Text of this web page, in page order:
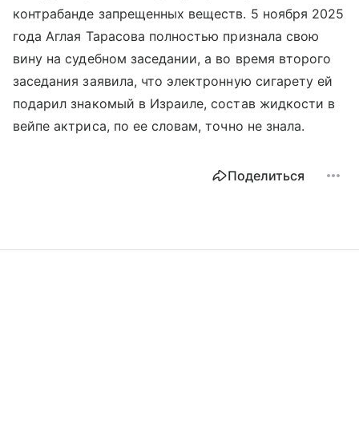
контрабанде запрещенных веществ. 5 ноября 2025
года Аглая Тарасова полностью признала свою
вину на судебном заседании, а во время второго
заседания заявила, что электронную сигарету ей
подарил знакомый в Израиле, состав жидкости в
вейпе актриса, по ее словам, точно не знала.
Поделиться